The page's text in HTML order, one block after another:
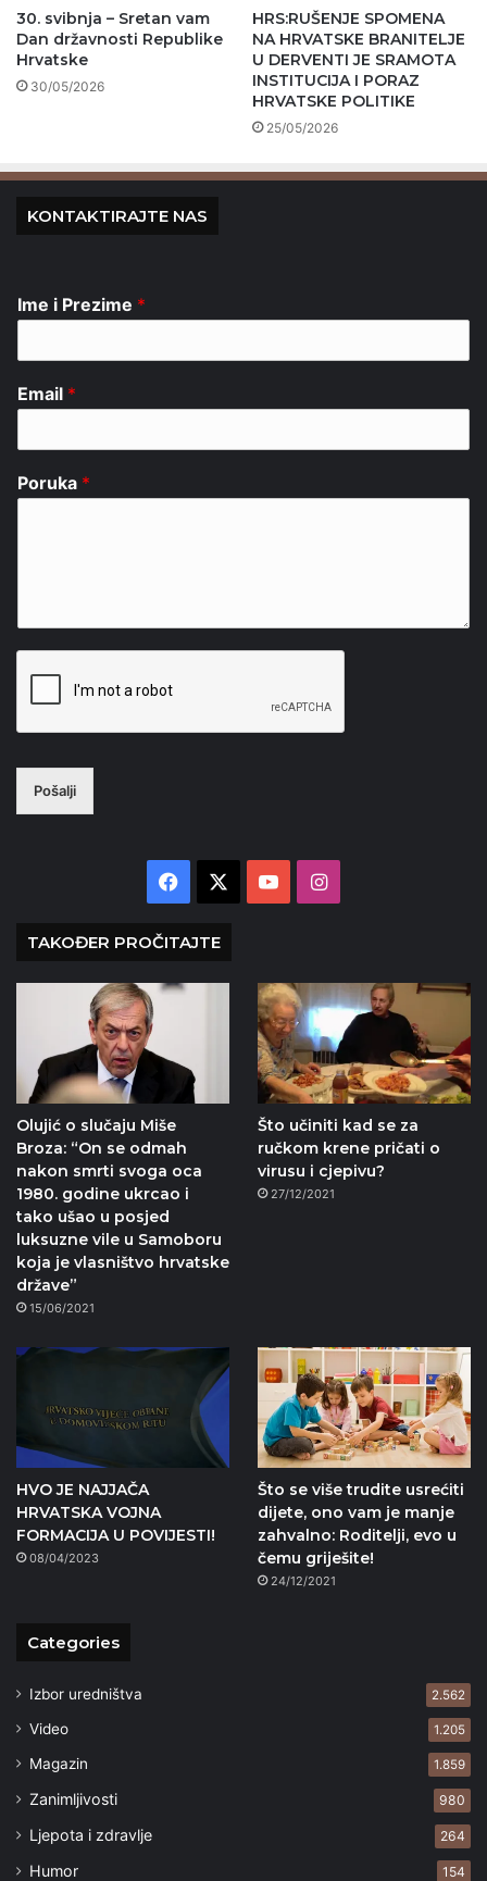
30. svibnja – Sretan vam
Dan državnosti Republike
Hrvatske
30/05/2026
HRS:RUŠENJE SPOMENA
NA HRVATSKE BRANITELJE
U DERVENTI JE SRAMOTA
INSTITUCIJA I PORAZ
HRVATSKE POLITIKE
25/05/2026
KONTAKTIRAJTE NAS
Ime i Prezime *
Email *
Poruka *
Pošalji
Facebook YouTubeInstagram
TAKOĐER PROČITAJTE
Olujić o slučaju Miše
Broza: “On se odmah
nakon smrti svoga oca
1980. godine ukrcao i
tako ušao u posjed
luksuzne vile u Samoboru
koja je vlasništvo hrvatske
države”
15/06/2021
Što učiniti kad se za
ručkom krene pričati o
virusu i cjepivu?
27/12/2021
HVO JE NAJJAČA
HRVATSKA VOJNA
FORMACIJA U POVIJESTI!
08/04/2023
Što se više trudite usrećiti
dijete, ono vam je manje
zahvalno: Roditelji, evo u
čemu griješite!
24/12/2021
Categories
Izbor uredništva 2.562
Video 1.205
Magazin 1.859
Zanimljivosti 980
Ljepota i zdravlje 264
Humor 154